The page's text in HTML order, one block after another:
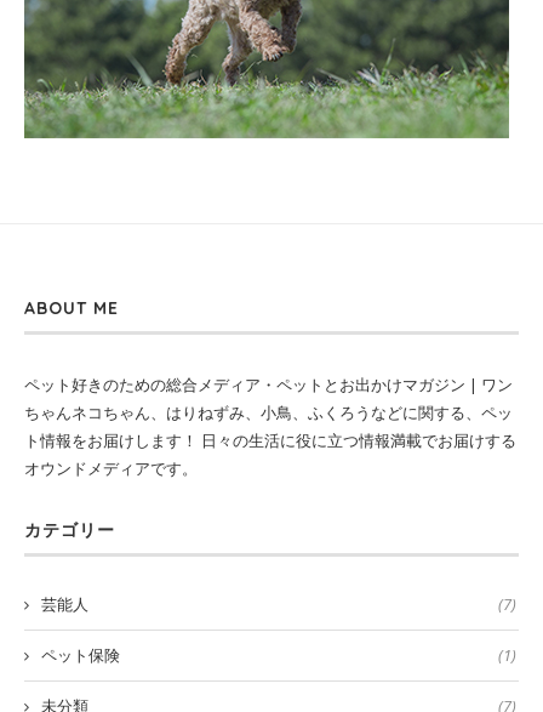
ABOUT ME
ペット好きのための総合メディア・ペットとお出かけマガジン | ワン
ちゃんネコちゃん、はりねずみ、小鳥、ふくろうなどに関する、ペッ
ト情報をお届けします！ 日々の生活に役に立つ情報満載でお届けする
オウンドメディアです。
カテゴリー
芸能人 (7)
ペット保険 (1)
未分類 (7)